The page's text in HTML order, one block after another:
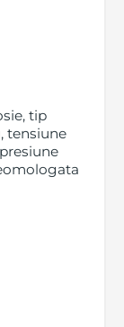
tip
tensiune